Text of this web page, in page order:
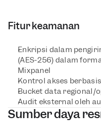
Fitur keamanan
Enkripsi dalam
(AES-256) dalam
Mixpanel
Kontrol akses
Bucket data regional/
Audit eksternal oleh
Sumber daya